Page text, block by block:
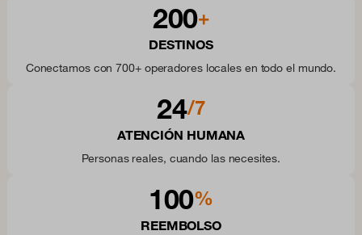
200+
DESTINOS
Conectamos con 700+ operadores locales en todo el mundo.
24/7
ATENCIÓN HUMANA
Personas reales, cuando las necesites.
100%
REEMBOLSO